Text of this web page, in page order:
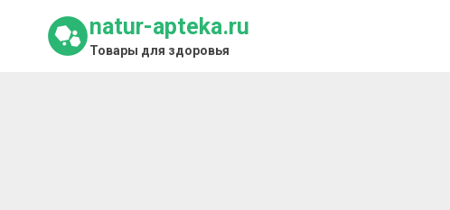
содержимому
natur-apteka.ru
Товары для здоровья